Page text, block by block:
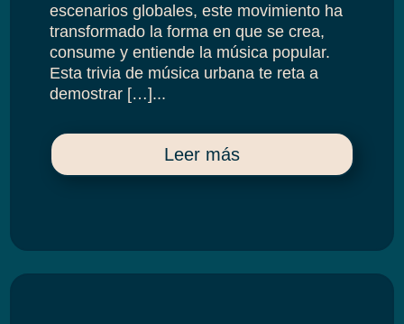
escenarios globales, este movimiento ha
transformado la forma en que se crea,
consume y entiende la música popular.
Esta trivia de música urbana te reta a
demostrar […]...
Leer más